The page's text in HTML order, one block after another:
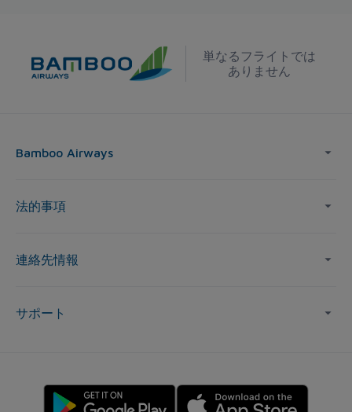
単なるフライトでは
ありません
Bamboo Airways
法的事項
連絡先情報
サポート